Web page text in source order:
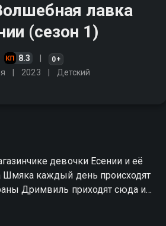
лавка
(сезон 1)
8.3 0+
2023 Детский
девочки Есении и её
каждый день происходят
Дримвиль приходят сюда и
то пропало вдохновение, а